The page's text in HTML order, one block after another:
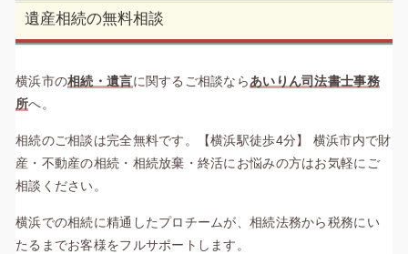
遺産相続の無料相談
横浜市の相続・遺言に関するご相談ならあいりん司法書士事務
所へ。
相続のご相談は完全無料です。【横浜駅徒歩4分】 横浜市内で財
産・不動産の相続・相続放棄・終活にお悩みの方はお気軽にご
相談ください。
横浜での相続に精通したプロチームが、相続法務から税務にい
たるまでお客様をフルサポートします。